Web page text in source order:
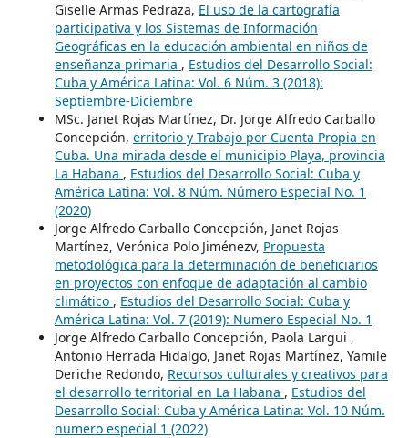
Giselle Armas Pedraza, El uso de la cartografía
participativa y los Sistemas de Información
Geográficas en la educación ambiental en niños de
enseñanza primaria , Estudios del Desarrollo Social:
Cuba y América Latina: Vol. 6 Núm. 3 (2018):
Septiembre-Diciembre
MSc. Janet Rojas Martínez, Dr. Jorge Alfredo Carballo
Concepción, erritorio y Trabajo por Cuenta Propia en
Cuba. Una mirada desde el municipio Playa, provincia
La Habana , Estudios del Desarrollo Social: Cuba y
América Latina: Vol. 8 Núm. Número Especial No. 1
(2020)
Jorge Alfredo Carballo Concepción, Janet Rojas
Martínez, Verónica Polo Jiménezv, Propuesta
metodológica para la determinación de beneficiarios
en proyectos con enfoque de adaptación al cambio
climático , Estudios del Desarrollo Social: Cuba y
América Latina: Vol. 7 (2019): Numero Especial No. 1
Jorge Alfredo Carballo Concepción, Paola Largui ,
Antonio Herrada Hidalgo, Janet Rojas Martínez, Yamile
Deriche Redondo, Recursos culturales y creativos para
el desarrollo territorial en La Habana , Estudios del
Desarrollo Social: Cuba y América Latina: Vol. 10 Núm.
numero especial 1 (2022)